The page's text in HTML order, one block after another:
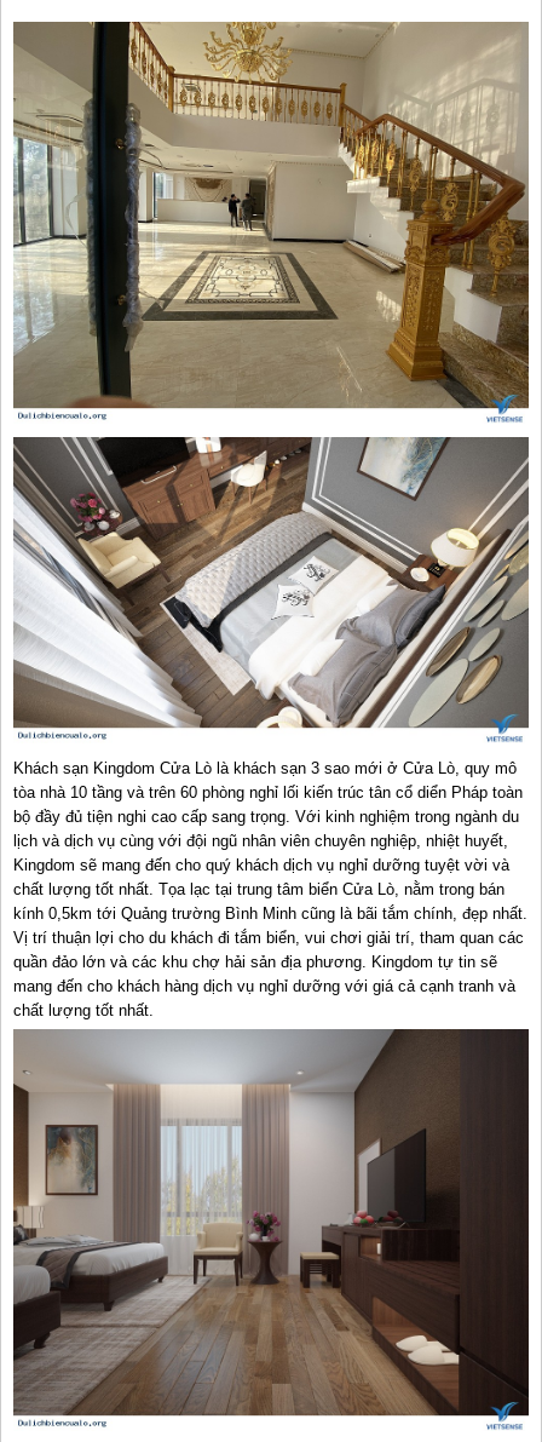
Khách sạn Kingdom Cửa Lò là khách sạn 3 sao mới ở Cửa Lò, quy mô
tòa nhà 10 tầng và trên 60 phòng nghỉ lối kiến trúc tân cổ diển Pháp toàn
bộ đầy đủ tiện nghi cao cấp sang trọng. Với kinh nghiệm trong ngành du
lịch và dịch vụ cùng với đội ngũ nhân viên chuyên nghiệp, nhiệt huyết,
Kingdom sẽ mang đến cho quý khách dịch vụ nghỉ dưỡng tuyệt vời và
chất lượng tốt nhất. Tọa lạc tại trung tâm biển Cửa Lò, nằm trong bán
kính 0,5km tới Quảng trường Bình Minh cũng là bãi tắm chính, đẹp nhất.
Vị trí thuận lợi cho du khách đi tắm biển, vui chơi giải trí, tham quan các
quần đảo lớn và các khu chợ hải sản địa phương.
Kingdom tự tin sẽ
mang đến cho khách hàng dịch vụ nghỉ dưỡng với giá cả cạnh tranh và
chất lượng tốt nhất.